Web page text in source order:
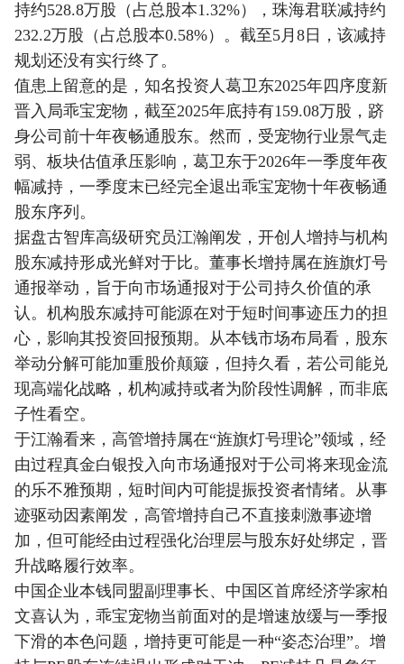
持约528.8万股（占总股本1.32%），珠海君联减持约
232.2万股（占总股本0.58%）。截至5月8日，该减持
规划还没有实行终了。
值患上留意的是，知名投资人葛卫东2025年四序度新
晋入局乖宝宠物，截至2025年底持有159.08万股，跻
身公司前十年夜畅通股东。然而，受宠物行业景气走
弱、板块估值承压影响，葛卫东于2026年一季度年夜
幅减持，一季度末已经完全退出乖宝宠物十年夜畅通
股东序列。
据盘古智库高级研究员江瀚阐发，开创人增持与机构
股东减持形成光鲜对于比。董事长增持属在旌旗灯号
通报举动，旨于向市场通报对于公司持久价值的承
认。机构股东减持可能源在对于短时间事迹压力的担
心，影响其投资回报预期。从本钱市场布局看，股东
举动分解可能加重股价颠簸，但持久看，若公司能兑
现高端化战略，机构减持或者为阶段性调解，而非底
子性看空。
于江瀚看来，高管增持属在“旌旗灯号理论”领域，经
由过程真金白银投入向市场通报对于公司将来现金流
的乐不雅预期，短时间内可能提振投资者情绪。从事
迹驱动因素阐发，高管增持自己不直接刺激事迹增
加，但可能经由过程强化治理层与股东好处绑定，晋
升战略履行效率。
中国企业本钱同盟副理事长、中国区首席经济学家柏
文喜认为，乖宝宠物当前面对的是增速放缓与一季报
下滑的本色问题，增持更可能是一种“姿态治理”。增